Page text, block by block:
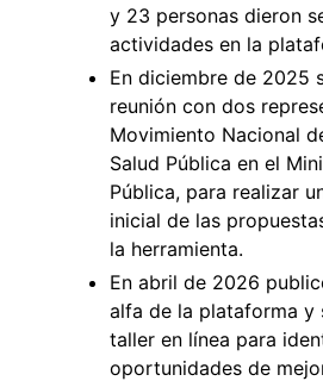
y 23 personas dieron
actividades en la
En diciembre de 2025
reunión con dos
Movimiento Nacional
Salud Pública en el
Pública, para realizar
inicial de las
la herramienta.
En abril de 2026
alfa de la plataforma y
taller en línea para
oportunidades de